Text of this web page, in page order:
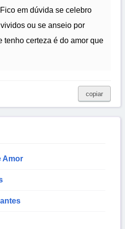
em dúvida se celebro
ou se anseio por
tenho certeza é do amor que
copiar
Amor